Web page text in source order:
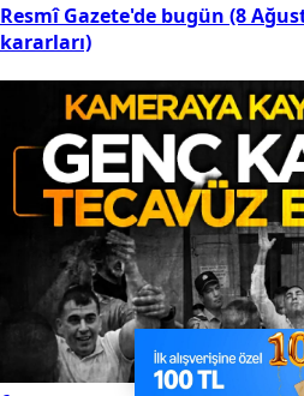
Resmî Gazete'de bugün (8
kararları)